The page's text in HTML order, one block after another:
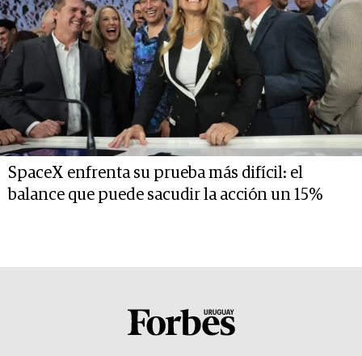
SpaceX enfrenta su prueba más difícil: el
balance que puede sacudir la acción un 15%